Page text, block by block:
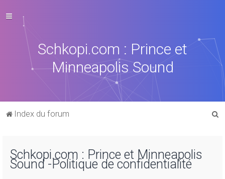
Schkopi.com : Prince et
Minneapolis Sound
Index du forum
Schkopi.com : Prince et Minneapolis
Sound -Politique de confidentialité